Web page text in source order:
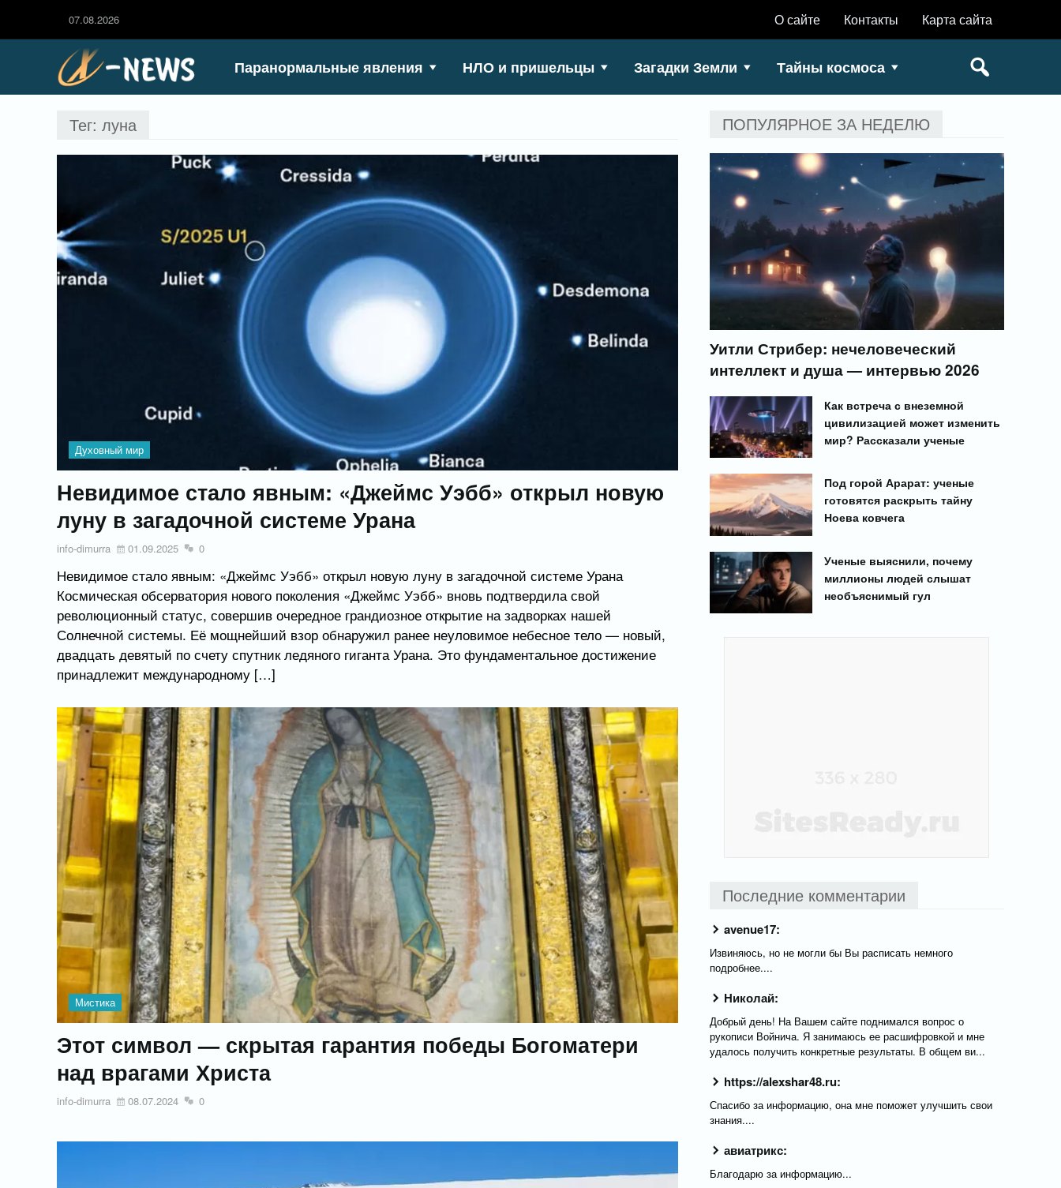
О сайте Контакты Карта сайта
07.08.2026
Паранормальные явления НЛО и пришельцы Загадки Земли Тайны космоса
Тег: луна
Духовный мир
Невидимое стало явным: «Джеймс Уэбб» открыл новую
луну в загадочной системе Урана
info-dimurra 01.09.2025 0
Невидимое стало явным: «Джеймс Уэбб» открыл новую луну в загадочной системе Урана
Космическая обсерватория нового поколения «Джеймс Уэбб» вновь подтвердила свой
революционный статус, совершив очередное грандиозное открытие на задворках нашей
Солнечной системы. Её мощнейший взор обнаружил ранее неуловимое небесное тело — новый,
двадцать девятый по счету спутник ледяного гиганта Урана. Это фундаментальное достижение
принадлежит международному […]
Мистика
Этот символ — скрытая гарантия победы Богоматери
над врагами Христа
info-dimurra 08.07.2024 0
ПОПУЛЯРНОЕ ЗА НЕДЕЛЮ
Уитли Стрибер: нечеловеческий
интеллект и душа — интервью 2026
Как встреча с внеземной
цивилизацией может изменить
мир? Рассказали ученые
Под горой Арарат: ученые
готовятся раскрыть тайну
Ноева ковчега
Ученые выяснили, почему
миллионы людей слышат
необъяснимый гул
Последние комментарии
avenue17:
Извиняюсь, но не могли бы Вы расписать немного
подробнее....
Николай:
Добрый день! На Вашем сайте поднимался вопрос о
рукописи Войнича. Я занимаюсь ее расшифровкой и мне
удалось получить конкретные результаты. В общем ви...
https://alexshar48.ru:
Спасибо за информацию, она мне поможет улучшить свои
знания....
авиатрикс:
Благодарю за информацию...